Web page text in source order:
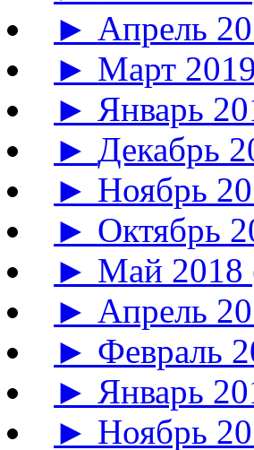
► Апрель
► Март 2019
► Январь
►Декабрь
► Ноябрь
► Октябрь
► Май 2018
► Апрель
► Февраль
► Январь
► Ноябрь